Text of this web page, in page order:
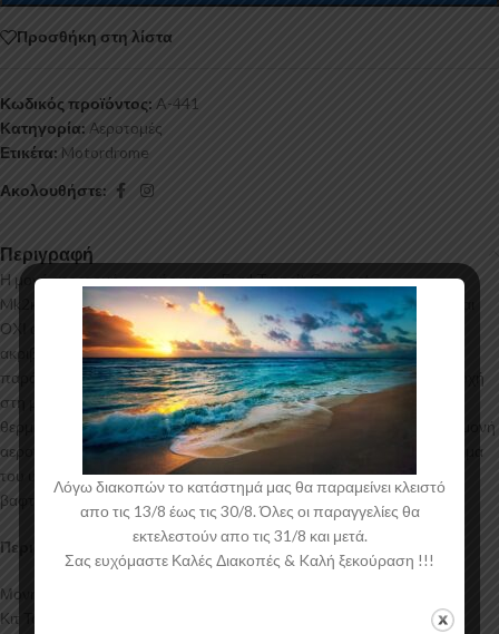
Προσθήκη στη λίστα
Κωδικός προϊόντος: A-441
Κατηγορία: Αεροτομές
Ετικέτα: Motordrome
Ακολουθήστε:
Περιγραφή
Η μονή αεροτομή οροφής για το Ford Transit Connect
Mk2κατασκευάζεται από σκληρή Πολυουρεθάνη υψηλής πιέσεως και
ΟΧΙ από πολυεστέρα. Η Πολυουρεθάνη είναι ένα πιο ανθεκτικό και
ακριβό υλικό με εύκολη και εξαιρετική εφαρμογή. Όλες οι αεροτομές
παράγονται σε καλούπια αλουμινίου για αυξημένη ποιότητα και αντοχή
στη μαζική παραγωγή. Είναι ελεγμένα για ανθεκτικότητα σε υψηλές
θερμοκρασίες και έχουν σχεδιαστεί με την καλύτερη λεπτομέρεια. Η μονή
αεροτομή οροφής για το Ford Transit Connect Mk2 έρχεται στο χρώμα
του υλικού. Το προϊόν θα πρέπει να ασταρωθεί και στη συνέχεια να
βαφτεί στο χρώμα της επιλογής σας.
Περιεχόμενα Συσκευασίας:
Μονή Αεροτομή Οροφής Ford Transit Connect Mk2
Κιτ Τοποθέτησης
Λόγω διακοπών το κατάστημά μας θα παραμείνει κλειστό
απο τις 13/8 έως τις 30/8. Όλες οι παραγγελίες θα
εκτελεστούν απο τις 31/8 και μετά.
Σας ευχόμαστε Καλές Διακοπές & Kαλή ξεκούραση !!!